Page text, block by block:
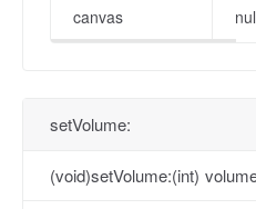
canvas
setVolume:
(void)setVolume:(int)